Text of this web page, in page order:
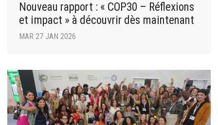
Nouveau rapport : « COP30 – Réflexions
et impact » à découvrir dès maintenant
MAR 27 JAN 2026